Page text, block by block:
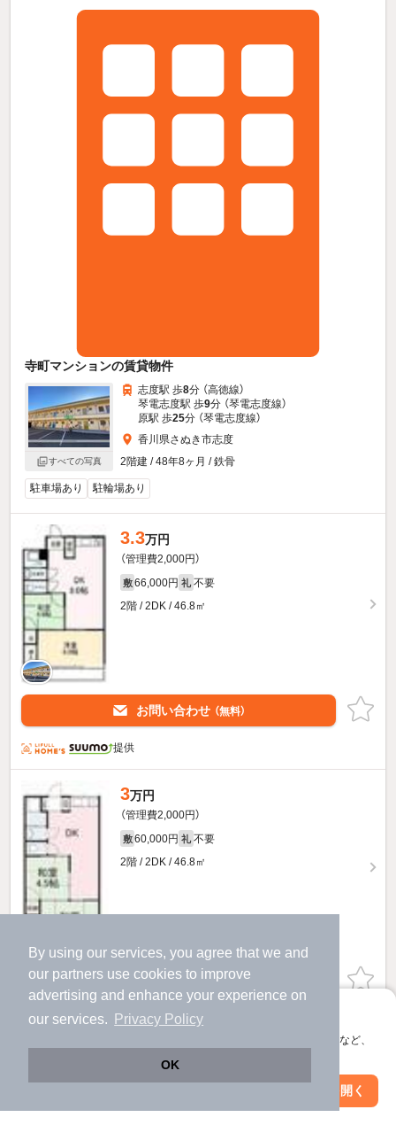
By using our services, you agree that we and
our partners use cookies to improve
advertising and enhance your experience on
our services.
Privacy Policy
OK
アプリに切り替えて、サクサクお部屋探し
会員登録なしですぐ使える。マップ検索やお気に入り保存など、
アプリを開く
寺町マンションの賃貸物件
すべての写真
志度駅 歩8分 （高徳線）
琴電志度駅 歩9分 （琴電志度線）
原駅 歩25分 （琴電志度線）
香川県さぬき市志度
2階建 / 48年8ヶ月 / 鉄骨
駐車場あり 駐輪場あり
3.3万円
（管理費2,000円）
敷 66,000円 礼 不要
2階 / 2DK / 46.8㎡
お問い合わせ （無料）
提供
3万円
（管理費2,000円）
敷 60,000円 礼 不要
2階 / 2DK / 46.8㎡
お問い合わせ （無料）
提供
寺町マンションのすべての部屋を見る
絞り込み条件を変更